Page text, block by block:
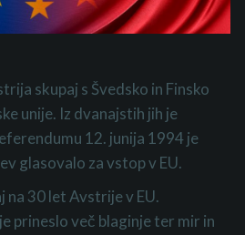
skupaj s Švedsko in Finsko
unije. Iz dvanajstih jih je
12. junija 1994 je
glasovalo za vstop v EU.
na 30 let Avstrije v EU.
prineslo več blaginje ter mir in